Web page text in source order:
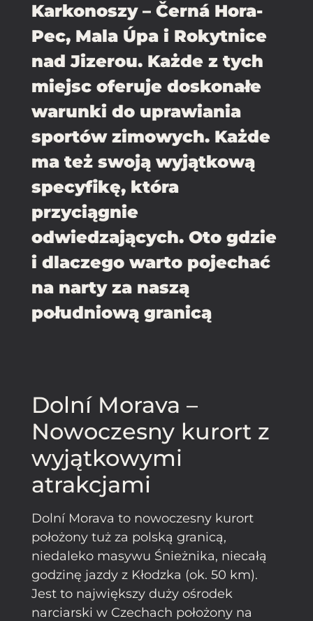
Karkonoszy – Černá Hora-
Pec, Mala Úpa i Rokytnice
nad Jizerou. Każde z tych
miejsc oferuje doskonałe
warunki do uprawiania
sportów zimowych. Każde
ma też swoją wyjątkową
specyfikę, która
przyciągnie
odwiedzających. Oto gdzie
i dlaczego warto pojechać
na narty za naszą
południową granicą
Dolní Morava –
Nowoczesny kurort z
wyjątkowymi
atrakcjami
Dolní Morava to nowoczesny kurort
położony tuż za polską granicą,
niedaleko masywu Śnieżnika, niecałą
godzinę jazdy z Kłodzka (ok. 50 km).
Jest to największy duży ośrodek
narciarski w Czechach położony na